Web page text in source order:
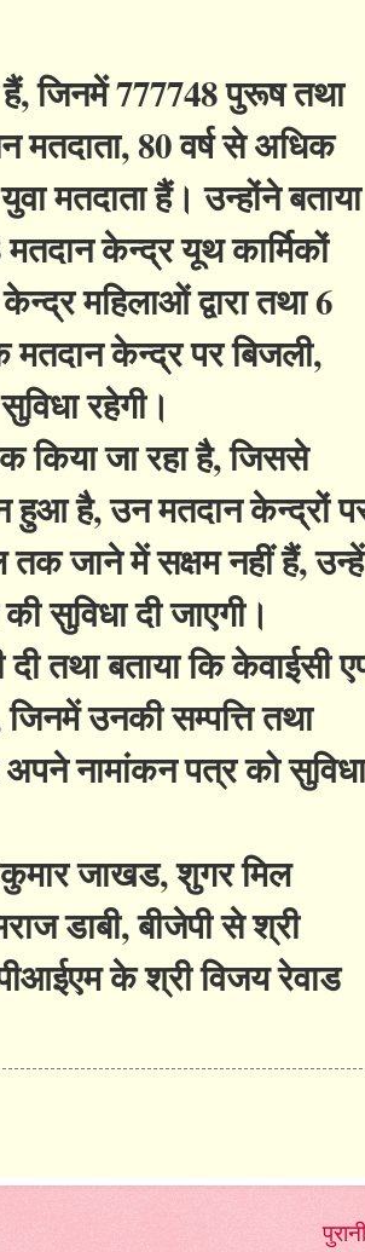
जिनमें 777748 पुरूष तथा
मतदाता, 80 वर्ष से अधिक
मतदाता हैं। उन्होंने बताया
केन्द्र यूथ कार्मिकों
महिलाओं द्वारा तथा 6
मतदान केन्द्र पर बिजली,
रहेगी।
किया जा रहा है, जिससे
हुआ है, उन मतदान केन्द्रों
तक जाने में सक्षम नहीं हैं, उन्हें
सुविधा दी जाएगी।
तथा बताया कि केवाईसी
उनकी सम्पत्ति तथा
नामांकन पत्र को सुविधा
कुमार जाखड, शुगर मिल
डाबी, बीजेपी से श्री
के श्री विजय रेवाड